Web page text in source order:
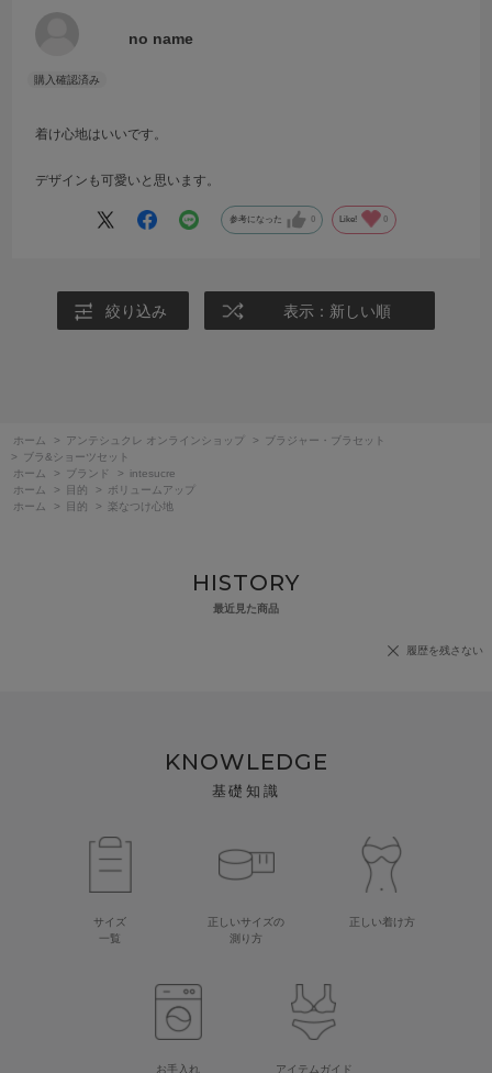
no name
着け心地はいいです。
デザインも可愛いと思います。
参考になった 0 Like! 0
絞り込み 表示：新しい順
ホーム > アンテシュクレ オンラインショップ >
ブラジャー・ブラセット
>
ブラ&ショーツセット
ホーム
> ブランド >
intesucre
ホーム
> 目的 >
ボリュームアップ
ホーム
> 目的 > 楽なつけ心地
HISTORY
最近見た商品
履歴を残さない
KNOWLEDGE
基礎知識
サイズ
一覧
正しいサイズの
測り方
正しい着け方
お手入れ
アイテムガイド